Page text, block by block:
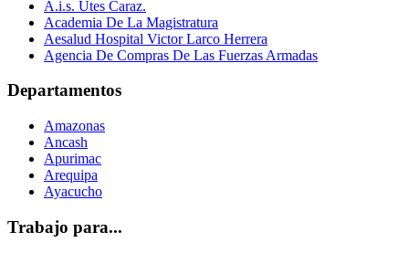
A.i.s. Utes Caraz.
Academia De La Magistratura
Aesalud Hospital Victor Larco Herrera
Agencia De Compras De Las Fuerzas Armadas
Departamentos
Amazonas
Ancash
Apurimac
Arequipa
Ayacucho
Trabajo para...